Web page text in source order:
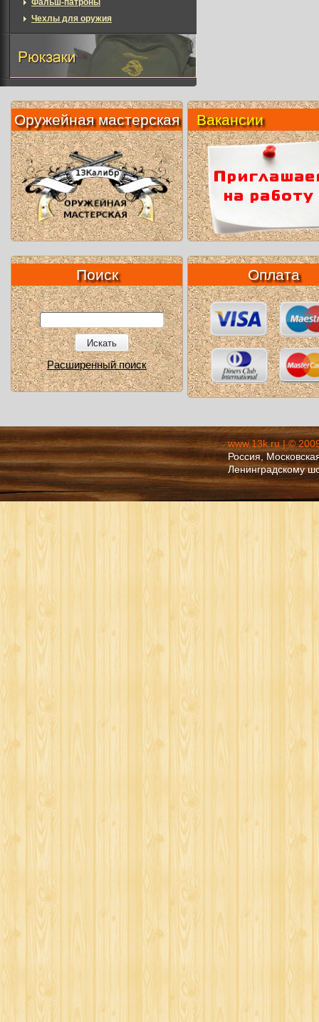
Фальш-патроны
Чехлы для оружия
Оружейная мастерскаяВакансии
Поиск
Искать
Расширенный поиск
Оплата
www.13k.ru | ©
Россия,
Ленинградскому